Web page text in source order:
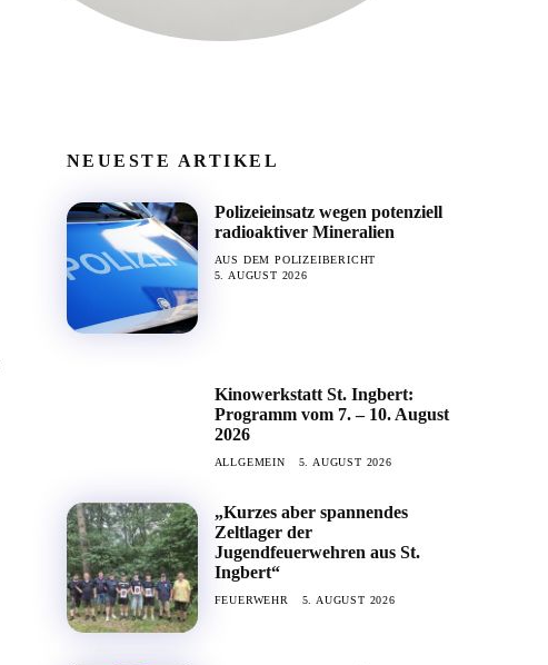
NEUESTE ARTIKEL
Polizeieinsatz wegen potenziell
radioaktiver Mineralien
AUS DEM POLIZEIBERICHT
5. AUGUST 2026
Kinowerkstatt St. Ingbert:
Programm vom 7. – 10. August
2026
ALLGEMEIN 5. AUGUST 2026
„Kurzes aber spannendes
Zeltlager der
Jugendfeuerwehren aus St.
Ingbert“
FEUERWEHR 5. AUGUST 2026